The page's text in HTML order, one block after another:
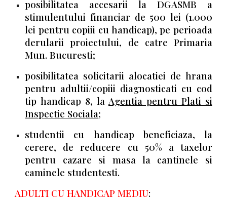
posibilitatea accesarii la DGASMB a
stimulentului financiar de 500 lei (1.000
lei pentru copiii cu handicap), pe perioada
derularii proiectului, de catre Primaria
Mun. Bucuresti;
posibilitatea solicitarii alocatiei de hrana
pentru adultii/copiii diagnosticati cu cod
tip handicap 8, la Agentia pentru Plati si
Inspectie Sociala;
studentii cu handicap beneficiaza, la
cerere, de reducere cu 50% a taxelor
pentru cazare si masa la cantinele si
caminele studentesti.
ADULTI CU HANDICAP MEDIU: